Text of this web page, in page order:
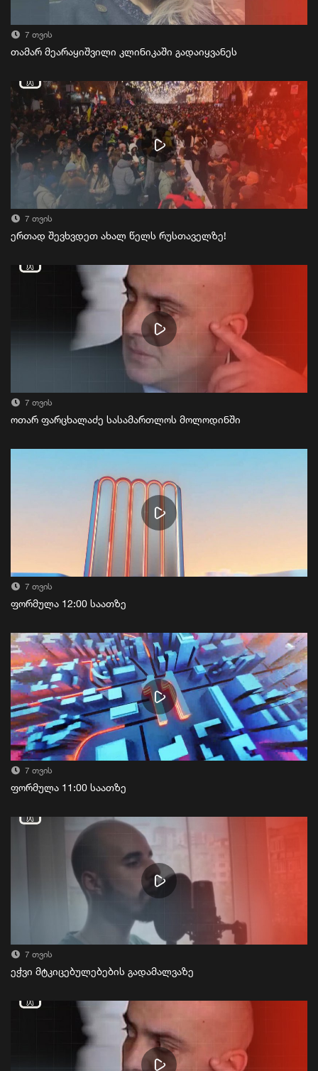
7 თვის
თამარ მეარაყიშვილი კლინიკაში გადაიყვანეს
7 თვის
ერთად შევხვდეთ ახალ წელს რუსთაველზე!
7 თვის
ოთარ ფარცხალაძე სასამართლოს მოლოდინში
7 თვის
ფორმულა 12:00 საათზე
7 თვის
ფორმულა 11:00 საათზე
7 თვის
ეჭვი მტკიცებულებების გადამალვაზე